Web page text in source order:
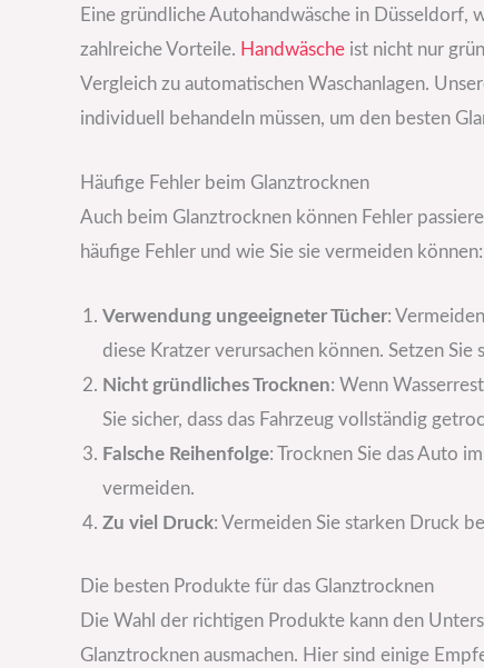
Eine gründliche Autohandwäsche in Düsseldorf,
zahlreiche Vorteile. Handwäsche ist nicht nur
Vergleich zu automatischen Waschanlagen.
individuell behandeln müssen, um den besten
Häufige Fehler beim Glanztrocknen
Auch beim Glanztrocknen können Fehler
häufige Fehler und wie Sie sie vermeiden können:
Verwendung ungeeigneter Tücher:
diese Kratzer verursachen können. Setzen Sie
Nicht gründliches Trocknen: Wenn
Sie sicher, dass das Fahrzeug vollständig
Falsche Reihenfolge: Trocknen Sie das Auto
vermeiden.
Zu viel Druck: Vermeiden Sie starken Druck
Die besten Produkte für das Glanztrocknen
Die Wahl der richtigen Produkte kann den
Glanztrocknen ausmachen. Hier sind einige